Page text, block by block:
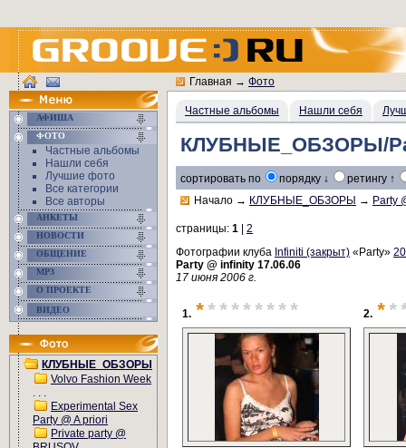
АФИША
ФОТО
Частные альбомы
Нашли себя
Лучшие фото
Все категории
Все авторы
АНКЕТЫ
НОВОСТИ
ОБЩЕНИЕ
MP3
О ПРОЕКТЕ
ВИДЕО
КЛУБНЫЕ_ОБЗОРЫ
Volvo Fashion Week
. . .
Experimental Sex
Party @ A priori
Private party @
Главная→Фото
Частные альбомы Нашли себя
КЛУБНЫЕ_ОБЗОРЫ/
сортировать по порядку ↓
ретингу ↑
Начало → КЛУБНЫЕ_ОБЗОРЫ → Party
страницы: 1
2
Фотографии клуба Infiniti (закрыт) «Party»
Party @ infinity 17.06.06
17 июня 2006 г.
1. * ******** 2. *